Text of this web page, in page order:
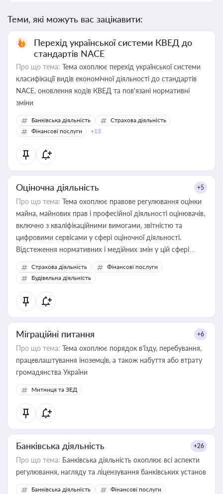
Теми, які можуть вас зацікавити:
Перехід української системи КВЕД до
стандартів NACE
Про що тема: Тема охоплює перехід української системи
класифікації видів економічної діяльності до стандартів
NACE, оновлення кодів КВЕД та пов'язані нормативні
зміни
Банківська діяльність
Страхова діяльність
Фінансові послуги
+13
Оціночна діяльність +5
Про що тема: Тема охоплює правове регулювання оцінки
майна, майнових прав і професійної діяльності оцінювачів,
включно з кваліфікаційними вимогами, звітністю та
цифровими сервісами у сфері оціночної діяльності.
Відстеження нормативних і медійних змін у цій сфері
корисне для власника бізнесу, керівника, юриста або
бухгалтера під час оподаткування, приватизації, оренди
державного майна, корпоративних угод і перевірки
статусу суб'єктів оціночної діяльності
Страхова діяльність
Фінансові послуги
Будівельна діяльність
Міграційні питання +6
Про що тема: Тема охоплює порядок в’їзду, перебування,
працевлаштування іноземців, а також набуття або втрату
громадянства України
Митниця та ЗЕД
Банківська діяльність +26
Про що тема: Банківська діяльність охоплює всі аспекти
регулювання, нагляду та ліцензування банківських установ
Банківська діяльність Фінансові послуги